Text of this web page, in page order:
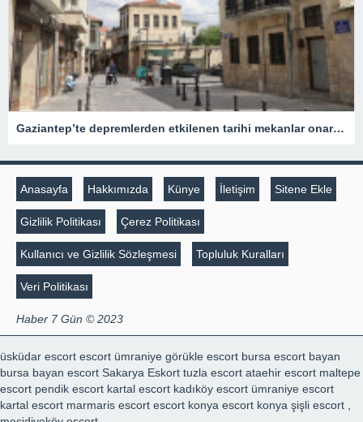
Gaziantep’te depremlerden etkilenen tarihi mekanlar onarıldı
Anasayfa Hakkımızda Künye İletişim Sitene Ekle
Gizlilik Politikası Çerez Politikası
Kullanıcı ve Gizlilik Sözleşmesi Topluluk Kuralları
Veri Politikası
Haber 7 Gün © 2023
üsküdar escort escort ümraniye görükle escort bursa escort bayan
bursa bayan escort Sakarya Eskort tuzla escort ataehir escort maltepe
escort pendik escort kartal escort kadıköy escort ümraniye escort
kartal escort marmaris escort escort konya escort konya şişli escort